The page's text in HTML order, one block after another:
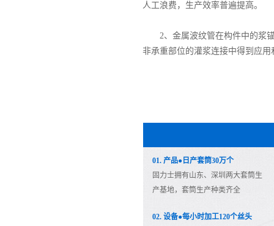
人工浪费，生产效率普遍提高。
2、金属波纹管在构件中的浆
非承重部位的灌浆连接中得到应用
01. 产品●日产套筒30万个
固力士拥有山东、深圳两大套筒生
产基地，套筒生产种类齐全
02. 设备●每小时加工120个丝头